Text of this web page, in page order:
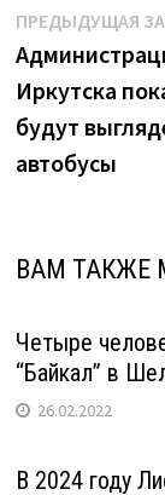
по
записям
ПРЕДЫДУЩАЯ
Иркутска
будут
автобусы
ВАМ ТАКЖЕ
Четыре
“Байкал” в
26.02.2022
В 2024 году